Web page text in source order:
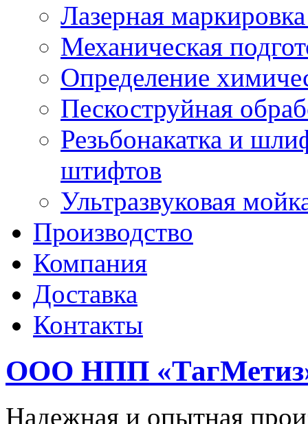
Лазерная
Механическая
Определение
Пескоструйная
Резьбонакатка и
штифтов
Ультразвуковая
Производство
Компания
Доставка
Контакты
ООО НПП
Надежная и опытная